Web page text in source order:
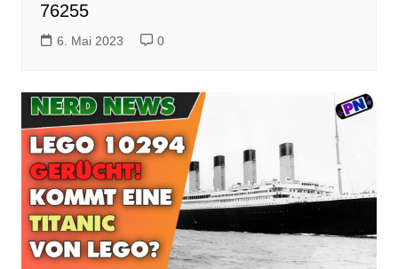
76255
6. Mai 2023 0